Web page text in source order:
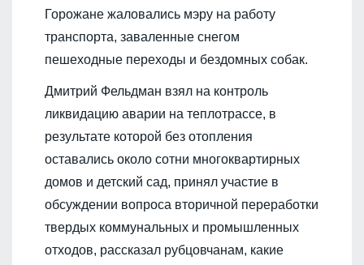
Горожане жаловались мэру на работу
транспорта, заваленные снегом
пешеходные переходы и бездомных собак.
Дмитрий Фельдман взял на контроль
ликвидацию аварии на теплотрассе, в
результате которой без отопления
оставались около сотни многоквартирных
домов и детский сад, принял участие в
обсуждении вопроса вторичной переработки
твердых коммунальных и промышленных
отходов, рассказал рубцовчанам, какие